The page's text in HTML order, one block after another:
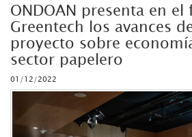
ONDOAN presenta en el
Greentech los avances
proyecto sobre
sector papelero
01/12/2022